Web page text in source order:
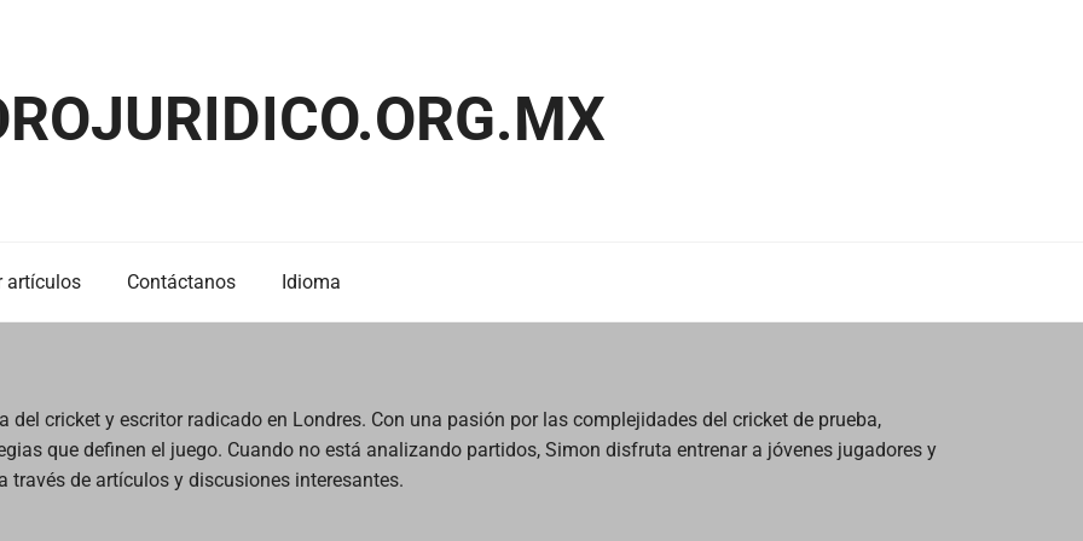
artículos Contáctanos Idioma
del cricket y escritor radicado en Londres. Con una pasión por las complejidades del cricket de prueba,
que definen el juego. Cuando no está analizando partidos, Simon disfruta entrenar a jóvenes jugadores y
través de artículos y discusiones interesantes.